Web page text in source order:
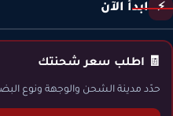
⚡ ابدأ الآن
🧾 اطلب سعر شحنتك
حدّد مدينة الشحن والوجهة ونوع